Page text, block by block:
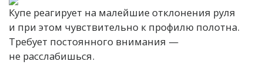
Купе реагирует на малейшие отклонения руля
и при этом чувствительно к профилю полотна.
Требует постоянного внимания —
не расслабишься.